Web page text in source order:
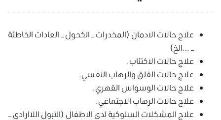
علاج حالات الادمان (المخدرات – الكحول – العادات الخاطئة
– …الخ)
علاج حالات الاكتئاب.
علاج حالات القلق والرهاب النفسي.
علاج حالات الوسواس القهري.
علاج حالات الرهاب الاجتماعي.
علاج المشكلات السلوكية لدى الاطفال (التبول اللاارادي –